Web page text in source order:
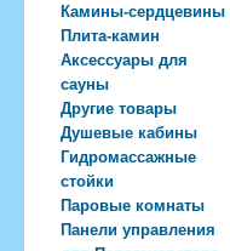
Камины-сердцевины
Плита-камин
Аксессуары для
сауны
Другие товары
Душевые кабины
Гидромассажные
стойки
Паровые комнаты
Панели управления